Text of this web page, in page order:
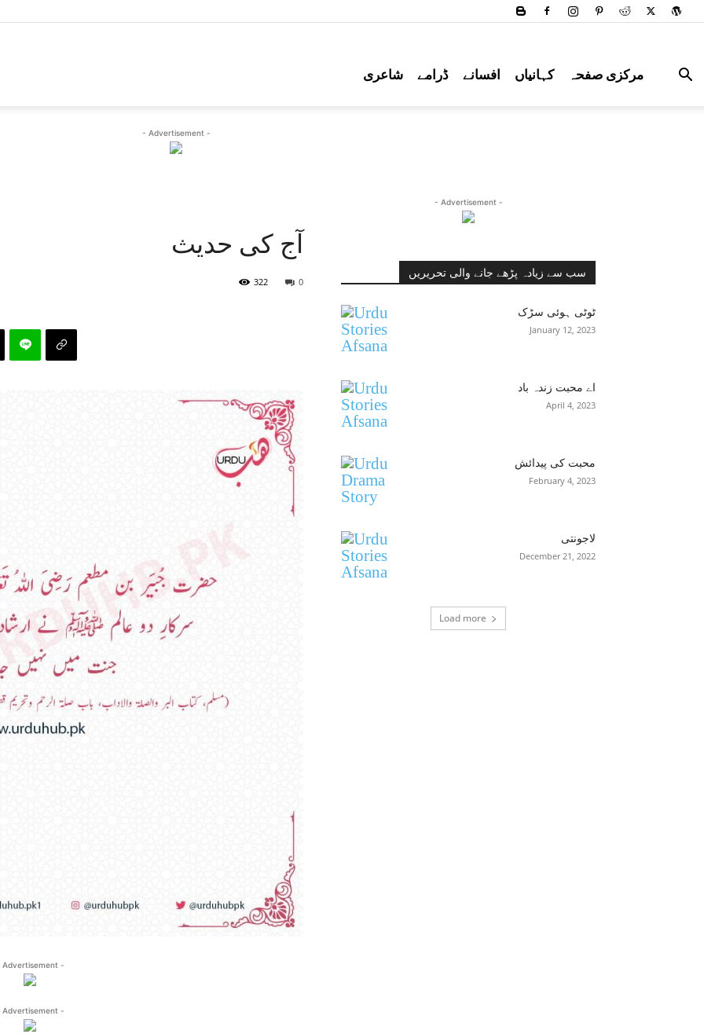
مرکزی صفحہ کہانیاں افسانے ڈرامے شاعری
- Advertisement -
آج کی حدیث
0
322
-
-
- Advertisement -
سب سے زیادہ پڑھے جانے والی تحریریں
ٹوٹی ہوئی سڑک
January 12, 2023
اے محبت زندہ باد
April 4, 2023
محبت کی پیدائش
February 4, 2023
لاجونتی
December 21, 2022
Load more